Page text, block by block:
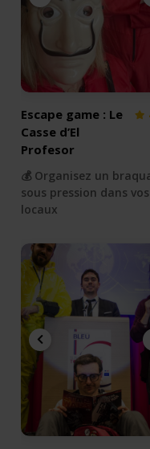
Escape game : Le
Casse d’El
Profesor
💰 Organisez un
sous pression dans vos
locaux